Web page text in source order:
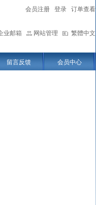
会员注册 登录 订单查看
业邮箱 网站管理 繁體中文
留言反馈
会员中心